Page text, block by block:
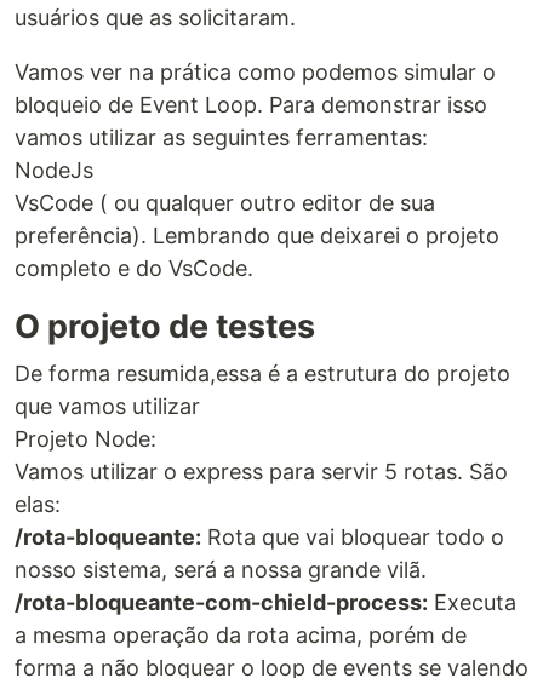
usuários que as solicitaram.
Vamos ver na prática como podemos simular o
bloqueio de Event Loop. Para demonstrar isso
vamos utilizar as seguintes ferramentas:
NodeJs
VsCode ( ou qualquer outro editor de sua
preferência). Lembrando que deixarei o projeto
completo e do VsCode.
O projeto de testes
De forma resumida,essa é a estrutura do projeto
que vamos utilizar
Projeto Node:
Vamos utilizar o express para servir 5 rotas. São
elas:
/rota-bloqueante: Rota que vai bloquear todo o
nosso sistema, será a nossa grande vilã.
/rota-bloqueante-com-chield-process: Executa
a mesma operação da rota acima, porém de
forma a não bloquear o loop de events se valendo